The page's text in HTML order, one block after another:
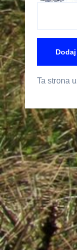
Ta strona